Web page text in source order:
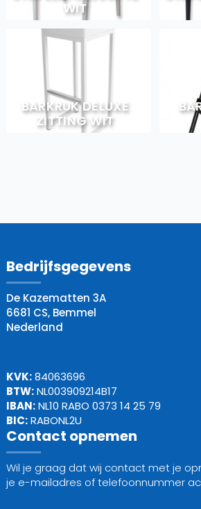
WIT
BARKRUK DELUXE
ZITTING WIT
Bedrijfsgegevens
De Kazematten 3A
6681 CS, Bemmel
Nederland
KVK:84063696
BTW:NL003909214B17
IBAN:NL10 RABO 0373 14 25 79
BIC:RABONL2U
Contact opnemen
Wil je graag dat wij contact met je
je e-mailadres of telefoonnummer